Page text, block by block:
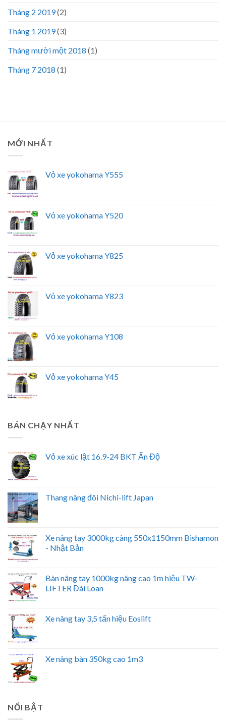
Tháng 2 2019(2)
Tháng 1 2019(3)
Tháng mười một 2018 (1)
Tháng 7 2018 (1)
MỚI NHẤT
Vỏ xe yokohama Y555
Vỏ xe yokohama Y520
Vỏ xe yokohama Y825
Vỏ xe yokohama Y823
Vỏ xe yokohama Y108
Vỏ xe yokohama Y45
BÁN CHẠY NHẤT
Vỏ xe xúc lật 16.9-24 BKT Ấn Độ
Thang nâng đôi Nichi-lift Japan
Xe nâng tay 3000kg càng 550x1150mm Bishamon
- Nhật Bản
Bàn nâng tay 1000kg nâng cao 1m hiệu TW-
LIFTER Đài Loan
Xe nâng tay 3,5 tấn hiệu Eoslift
Xe nâng bàn 350kg cao 1m3
NỔI BẬT